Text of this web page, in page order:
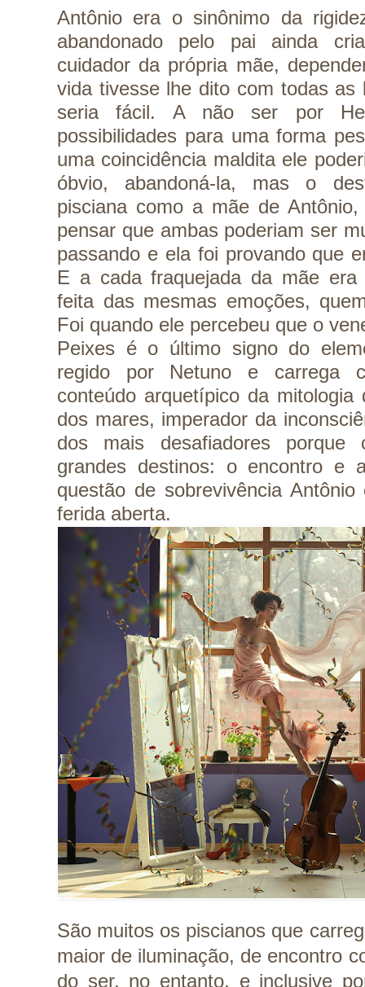
Antônio era o sinônimo da
abandonado pelo pai ainda
cuidador da própria mãe,
vida tivesse lhe dito com todas as
seria fácil. A não ser por
possibilidades para uma forma
uma coincidência maldita ele
óbvio, abandoná-la, mas o
pisciana como a mãe de
pensar que ambas poderiam ser
passando e ela foi provando que
E a cada fraquejada da mãe era
feita das mesmas emoções,
Foi quando ele percebeu que o
Peixes é o último signo do
regido por Netuno e carrega
conteúdo arquetípico da
dos mares, imperador da
dos mais desafiadores porque
grandes destinos: o encontro e
questão de sobrevivência
ferida aberta.
São muitos os piscianos que
maior de iluminação, de encontro
do ser, no entanto, e inclusive